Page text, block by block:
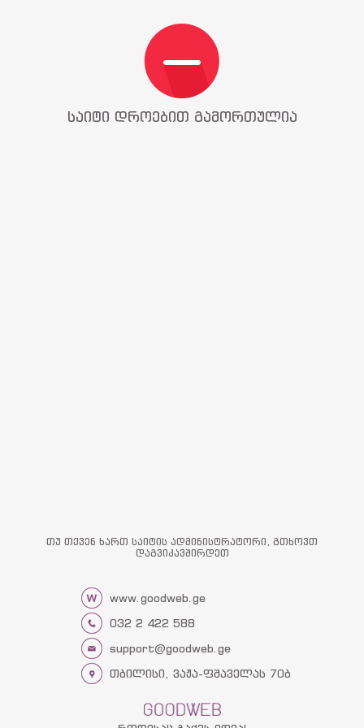
საიტი დროებით გამორთულია
თუ თქვენ ხართ საიტის ადმინისტრატორი, გთხოვთ
დაგვიკავშირდეთ
www.goodweb.ge
032 2 422 588
support@goodweb.ge
თბილისი, ვაჟა-ფშაველას 70ბ